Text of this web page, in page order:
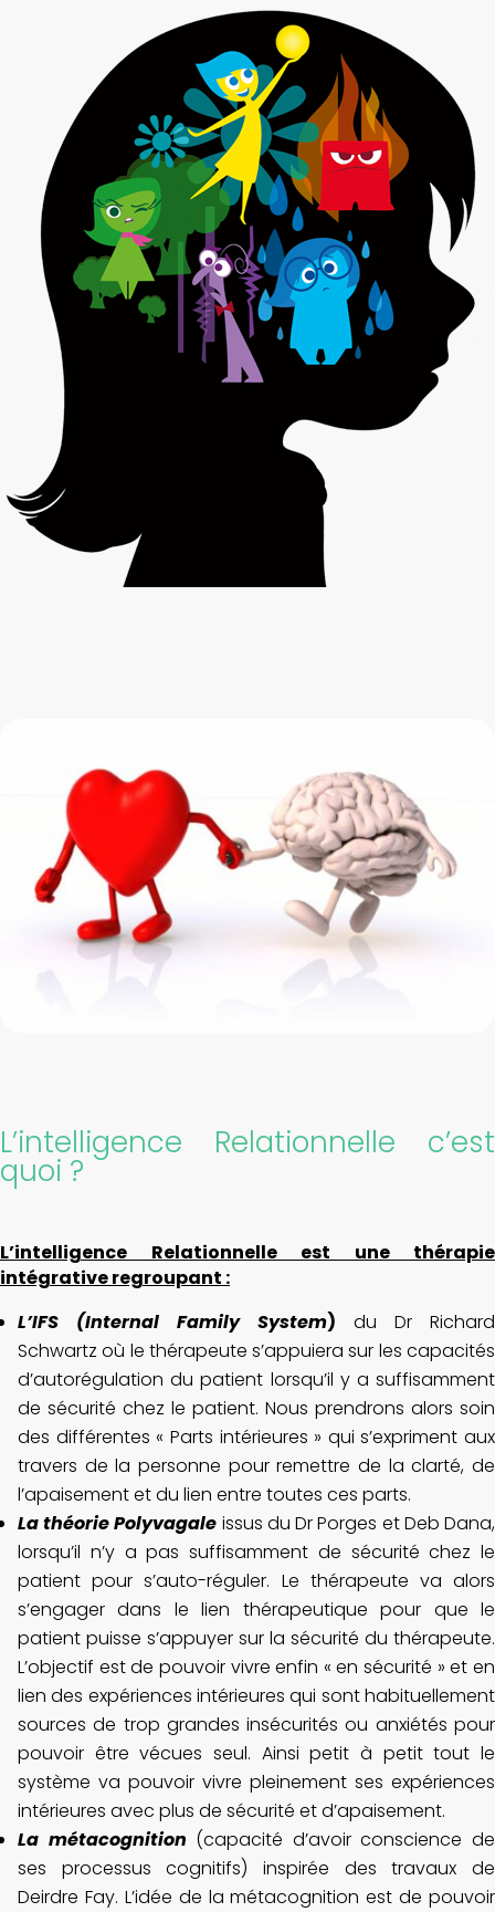
L’intelligence Relationnelle c’est
quoi ?
L’intelligence Relationnelle est une thérapie
intégrative regroupant :
L’IFS (Internal Family System) du Dr Richard
Schwartz où le thérapeute s’appuiera sur les capacités
d’autorégulation du patient lorsqu’il y a suffisamment
de sécurité chez le patient. Nous prendrons alors soin
des différentes « Parts intérieures » qui s’expriment aux
travers de la personne pour remettre de la clarté, de
l’apaisement et du lien entre toutes ces parts.
La théorie Polyvagale issus du Dr Porges et Deb Dana,
lorsqu’il n’y a pas suffisamment de sécurité chez le
patient pour s’auto-réguler. Le thérapeute va alors
s’engager dans le lien thérapeutique pour que le
patient puisse s’appuyer sur la sécurité du thérapeute.
L’objectif est de pouvoir vivre enfin « en sécurité » et en
lien des expériences intérieures qui sont habituellement
sources de trop grandes insécurités ou anxiétés pour
pouvoir être vécues seul. Ainsi petit à petit tout le
système va pouvoir vivre pleinement ses expériences
intérieures avec plus de sécurité et d’apaisement.
La métacognition (capacité d’avoir conscience de
ses processus cognitifs) inspirée des travaux de
Deirdre Fay. L’idée de la métacognition est de pouvoir